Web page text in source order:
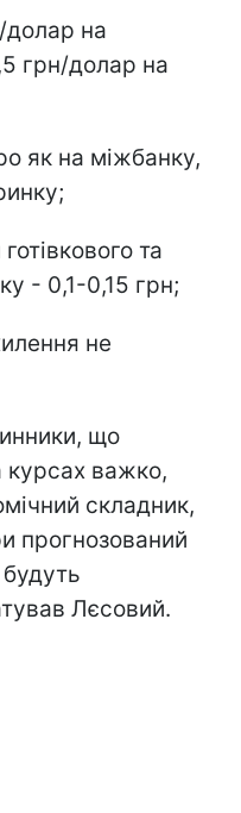
долар на
грн/долар на
як на міжбанку,
та
- 0,1-0,15 грн;
не
що
курсах важко,
складник,
прогнозований
Лєсовий.